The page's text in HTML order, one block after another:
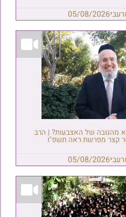
05/08/2026
מהגובה של האצבעות? | הרב
קצר מפרשת ראה תשפ"ו
05/08/2026